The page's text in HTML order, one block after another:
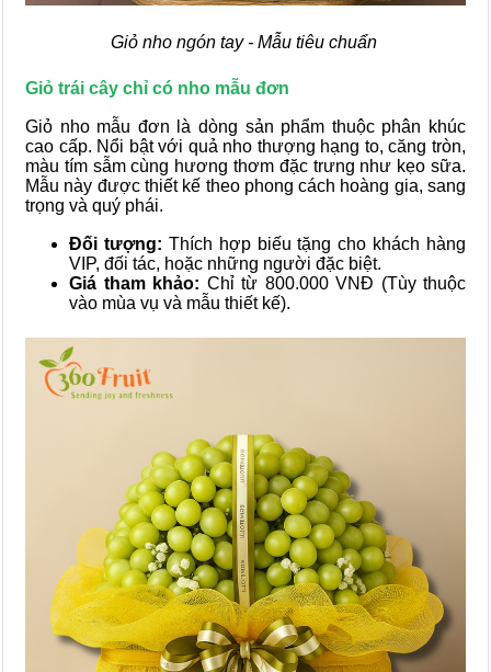
Giỏ nho ngón tay - Mẫu tiêu chuẩn
Giỏ trái cây chỉ có nho mẫu đơn
Giỏ nho mẫu đơn là dòng sản phẩm thuộc phân khúc
cao cấp. Nổi bật với quả nho thượng hạng to, căng tròn,
màu tím sẫm cùng hương thơm đặc trưng như kẹo sữa.
Mẫu này được thiết kế theo phong cách hoàng gia, sang
trọng và quý phái.
Đối tượng: Thích hợp biếu tặng cho khách hàng
VIP, đối tác, hoặc những người đặc biệt.
Giá tham khảo: Chỉ từ 800.000 VNĐ (Tùy thuộc
vào mùa vụ và mẫu thiết kế).